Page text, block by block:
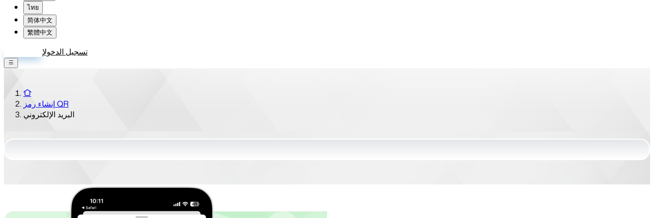
ไทย
简体中文
繁體中文
تسجيل الدخول
إنشاء رمز QR
البريد الإلكتروني